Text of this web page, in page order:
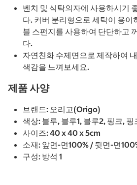
벤치 및 식탁의자에 사용하시기
다. 커버 분리형으로 세탁이 용이
블 스펀지를 사용하여 단단하고
다.
자연친화 수제면으로 제작하여
색감을 느껴보세요.
제품 사양
브랜드: 오리고(Origo)
색상: 블루, 블루1, 블루2, 핑크, 핑
사이즈: 40 x 40 x 5cm
소재: 앞면-면100% / 뒷면-면
구성: 방석 1